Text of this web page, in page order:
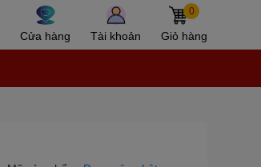
Cửa hàng Tài khoản
0
Giỏ hàng